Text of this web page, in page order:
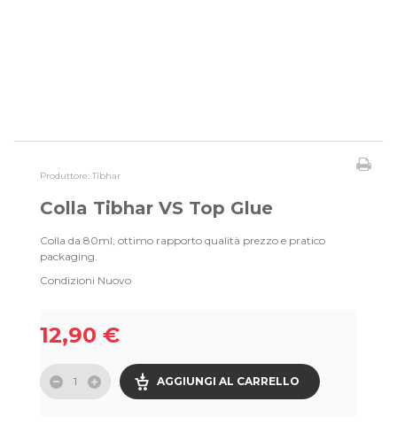
Produttore: Tibhar
Colla Tibhar VS Top Glue
Colla da 80ml, ottimo rapporto qualità prezzo e pratico
packaging.
Condizioni Nuovo
12,90 €
AGGIUNGI AL CARRELLO